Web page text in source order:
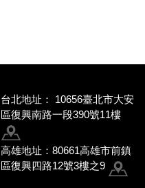
台北地址：
10656臺北市大安
區復興南路一段390號11樓
高雄地址：80661高雄市前鎮
區復興四路12號3樓之9